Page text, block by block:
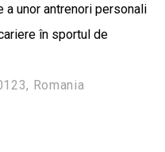
a unor antrenori personali
în sportul de
Romania